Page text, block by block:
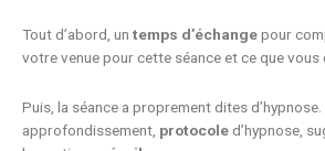
Tout d’abord, un temps d’échangepour
votre venue pour cette séance et ce que vous
Puis, la séance a proprement dites d’hypnose.
approfondissement, protocoled’hypnose,